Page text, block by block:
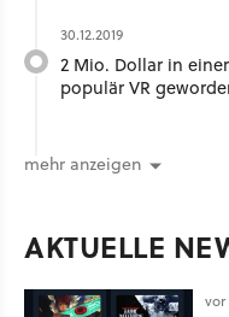
30.12.2019
2 Mio. Dollar in
populär VR
mehr anzeigen
AKTUELLE
vor